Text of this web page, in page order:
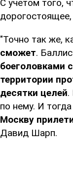
С учетом того,
дорогостоящее,
"Точно так же,
сможет.
боеголовками
территории
десятки целей.
по нему. И тогда
Москву
Давид Шарп.